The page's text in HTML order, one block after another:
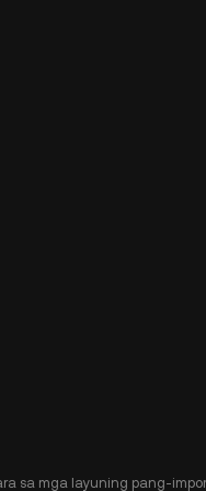
sa mga layuning pang-